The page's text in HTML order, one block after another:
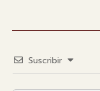
Suscribir